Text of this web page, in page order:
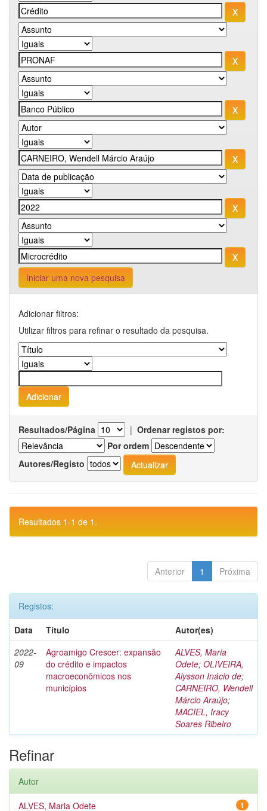
Iniciar uma nova pesquisa
Adicionar filtros:
Utilizar filtros para refinar o resultado da pesquisa.
Resultados/Página | Ordenar registos por:
Por ordem
Autores/Registo
Resultados 1-1 de 1.
Anterior 1 Próxima
Registos:
Data
Título
Autor(es)
2022-
09
Agroamigo Crescer: expansão
do crédito e impactos
macroeconômicos nos
municípios
ALVES, Maria
Odete; OLIVEIRA,
Alysson Inácio de;
CARNEIRO, Wendell
Márcio Araújo;
MACIEL, Iracy
Soares Ribeiro
Refinar
Autor
1
ALVES, Maria Odete